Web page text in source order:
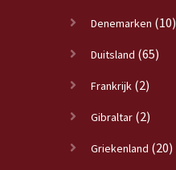
Denemarken (10)
Duitsland (65)
Frankrijk (2)
Gibraltar (2)
Griekenland (20)